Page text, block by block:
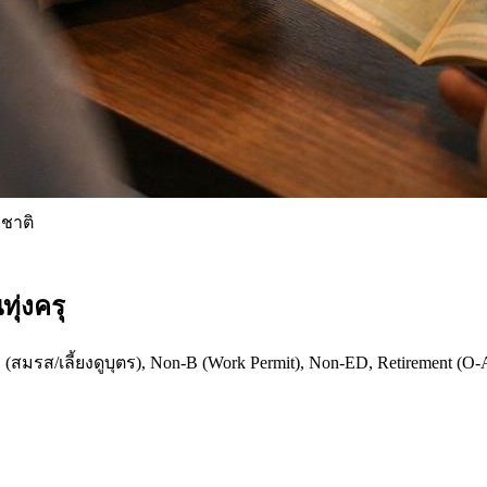
าติ
งครุ
/เลี้ยงดูบุตร), Non-B (Work Permit), Non-ED, Retirement